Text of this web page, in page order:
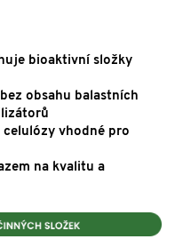
bioaktivní složky
obsahu balastních
celulózy vhodné pro
na kvalitu a